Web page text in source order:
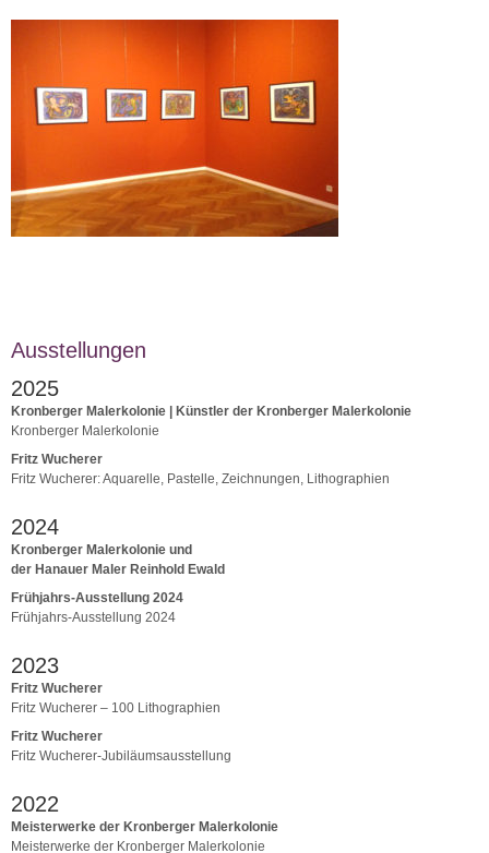
Ausstellungen
2025
Kronberger Malerkolonie | Künstler der Kronberger Malerkolonie
Kronberger Malerkolonie
Fritz Wucherer
Fritz Wucherer: Aquarelle, Pastelle, Zeichnungen, Lithographien
2024
Kronberger Malerkolonie und
der Hanauer Maler Reinhold Ewald
Frühjahrs-Ausstellung 2024
Frühjahrs-Ausstellung 2024
2023
Fritz Wucherer
Fritz Wucherer – 100 Lithographien
Fritz Wucherer
Fritz Wucherer-Jubiläumsausstellung
2022
Meisterwerke der Kronberger Malerkolonie
Meisterwerke der Kronberger Malerkolonie